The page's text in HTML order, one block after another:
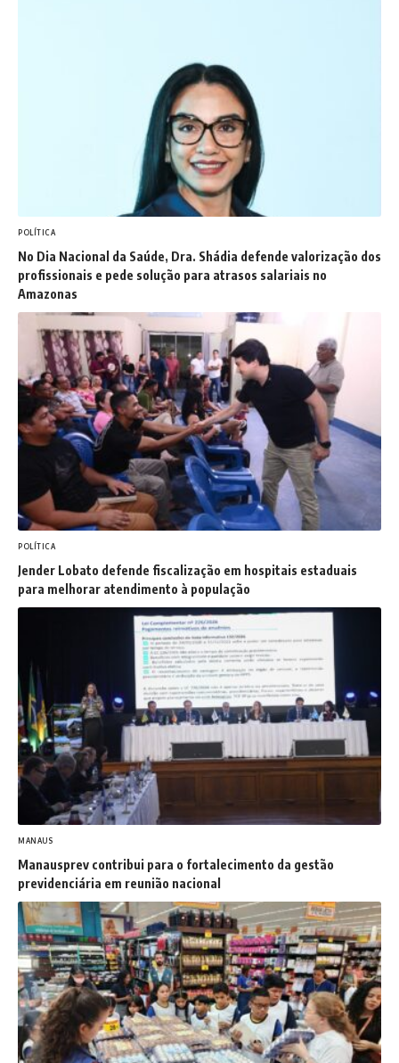
POLÍTICA
No Dia Nacional da Saúde, Dra. Shádia defende valorização dos
profissionais e pede solução para atrasos salariais no
Amazonas
POLÍTICA
Jender Lobato defende fiscalização em hospitais estaduais
para melhorar atendimento à população
MANAUS
Manausprev contribui para o fortalecimento da gestão
previdenciária em reunião nacional